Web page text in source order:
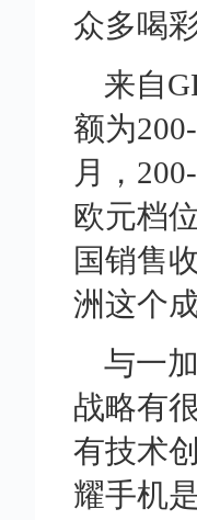
众多喝
来自
额为
月，
欧元档
国销售
洲这个
与一
战略有
有技术
耀手机